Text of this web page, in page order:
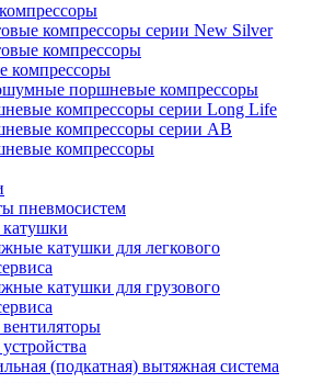
компрессоры серии New Silver
компрессоры
компрессоры
поршневые компрессоры
компрессоры серии Long Life
компрессоры серии AB
компрессоры
пневмосистем
катушки для легкового
катушки для грузового
(подкатная) вытяжная система